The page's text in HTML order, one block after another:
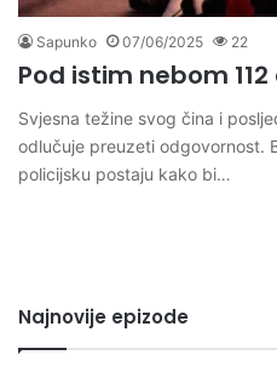
Sapunko 07/06/2025 22
Pod istim nebom
Svjesna težine svog čina i
odlučuje preuzeti odgovornost.
policijsku postaju kako bi…
Najnovije epizode